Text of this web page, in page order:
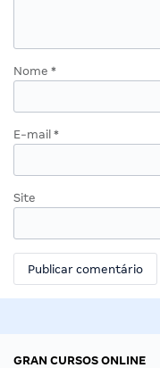
Nome *
E-mail *
Site
GRAN CURSOS ONLINE